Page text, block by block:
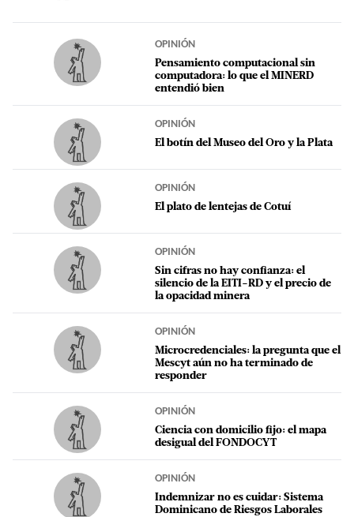
OPINIÓN
Pensamiento computacional sin
computadora: lo que el MINERD
entendió bien
OPINIÓN
El botín del Museo del Oro y la Plata
OPINIÓN
El plato de lentejas de Cotuí
OPINIÓN
Sin cifras no hay confianza: el
silencio de la EITI-RD y el precio de
la opacidad minera
OPINIÓN
Microcredenciales: la pregunta que el
Mescyt aún no ha terminado de
responder
OPINIÓN
Ciencia con domicilio fijo: el mapa
desigual del FONDOCYT
OPINIÓN
Indemnizar no es cuidar: Sistema
Dominicano de Riesgos Laborales